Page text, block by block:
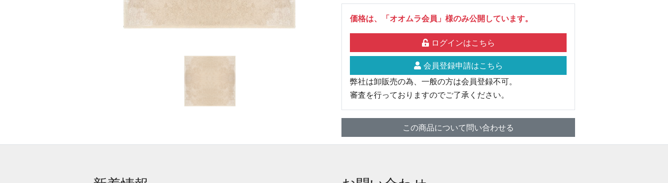
価格は、「オオムラ会員」様のみ公開しています。
ログインはこちら
会員登録申請はこちら
弊社は卸販売の為、一般の方は会員登録不可。
審査を行っておりますのでご了承ください。
この商品について問い合わせる